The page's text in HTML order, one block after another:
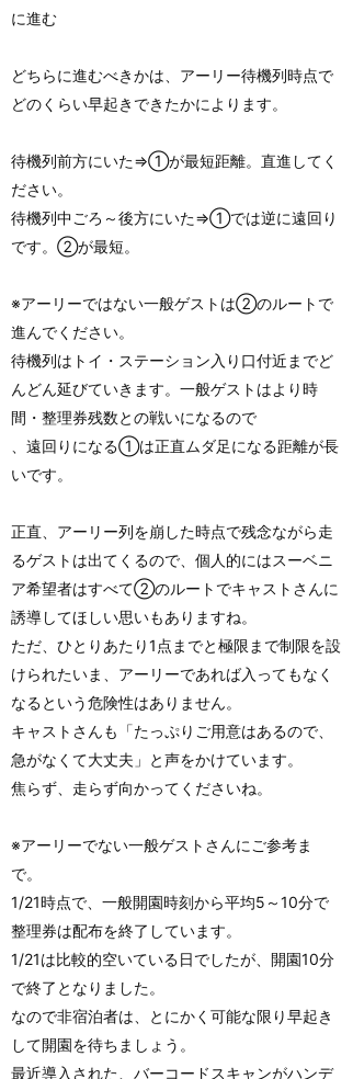
に進む
どちらに進むべきかは、アーリー待機列時点で
どのくらい早起きできたかによります。
待機列前方にいた⇒①が最短距離。直進してく
ださい。
待機列中ごろ～後方にいた⇒①では逆に遠回り
です。②が最短。
※アーリーではない一般ゲストは②のルートで
進んでください。
待機列はトイ・ステーション入り口付近までど
んどん延びていきます。一般ゲストはより時
間・整理券残数との戦いになるので
、遠回りになる①は正直ムダ足になる距離が長
いです。
正直、アーリー列を崩した時点で残念ながら走
るゲストは出てくるので、個人的にはスーベニ
ア希望者はすべて②のルートでキャストさんに
誘導してほしい思いもありますね。
ただ、ひとりあたり1点までと極限まで制限を設
けられたいま、アーリーであれば入ってもなく
なるという危険性はありません。
キャストさんも「たっぷりご用意はあるので、
急がなくて大丈夫」と声をかけています。
焦らず、走らず向かってくださいね。
※アーリーでない一般ゲストさんにご参考ま
で。
1/21時点で、一般開園時刻から平均5～10分で
整理券は配布を終了しています。
1/21は比較的空いている日でしたが、開園10分
で終了となりました。
なので非宿泊者は、とにかく可能な限り早起き
して開園を待ちましょう。
最近導入された、バーコードスキャンがハンデ